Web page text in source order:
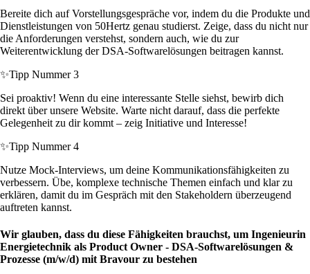
Bereite dich auf Vorstellungsgespräche vor, indem du die Produkte und
Dienstleistungen von 50Hertz genau studierst. Zeige, dass du nicht nur
die Anforderungen verstehst, sondern auch, wie du zur
Weiterentwicklung der DSA-Softwarelösungen beitragen kannst.
✨Tipp Nummer 3
Sei proaktiv! Wenn du eine interessante Stelle siehst, bewirb dich
direkt über unsere Website. Warte nicht darauf, dass die perfekte
Gelegenheit zu dir kommt – zeig Initiative und Interesse!
✨Tipp Nummer 4
Nutze Mock-Interviews, um deine Kommunikationsfähigkeiten zu
verbessern. Übe, komplexe technische Themen einfach und klar zu
erklären, damit du im Gespräch mit den Stakeholdern überzeugend
auftreten kannst.
Wir glauben, dass du diese Fähigkeiten brauchst, um Ingenieurin
Energietechnik als Product Owner - DSA-Softwarelösungen &
Prozesse (m/w/d) mit Bravour zu bestehen